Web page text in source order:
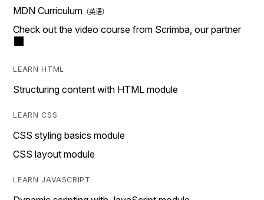
MDN Curriculum
Check out the video course from Scrimba, our partner
LEARN HTML
Structuring content with HTML module
LEARN CSS
CSS styling basics module
CSS layout module
LEARN JAVASCRIPT